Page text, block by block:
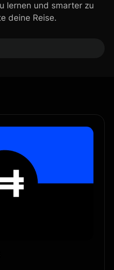
lernen und smarter zu
deine Reise.